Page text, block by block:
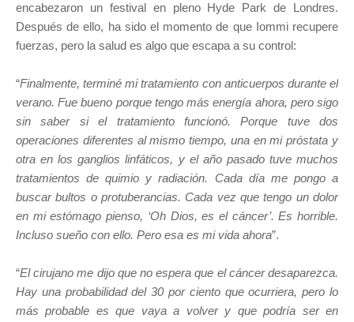
encabezaron un festival en pleno Hyde Park de Londres.
Después de ello, ha sido el momento de que Iommi recupere
fuerzas, pero la salud es algo que escapa a su control:
“Finalmente, terminé mi tratamiento con anticuerpos durante el
verano. Fue bueno porque tengo más energía ahora, pero sigo
sin saber si el tratamiento funcionó. Porque tuve dos
operaciones diferentes al mismo tiempo, una en mi próstata y
otra en los ganglios linfáticos, y el año pasado tuve muchos
tratamientos de quimio y radiación. Cada día me pongo a
buscar bultos o protuberancias. Cada vez que tengo un dolor
en mi estómago pienso, ‘Oh Dios, es el cáncer’. Es horrible.
Incluso sueño con ello. Pero esa es mi vida ahora”.
“El cirujano me dijo que no espera que el cáncer desaparezca.
Hay una probabilidad del 30 por ciento que ocurriera, pero lo
más probable es que vaya a volver y que podría ser en